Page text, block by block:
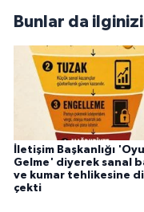
Bunlar da
İletişim Başkanlığı
Gelme' diyerek sanal
ve kumar tehlikesine
çekti